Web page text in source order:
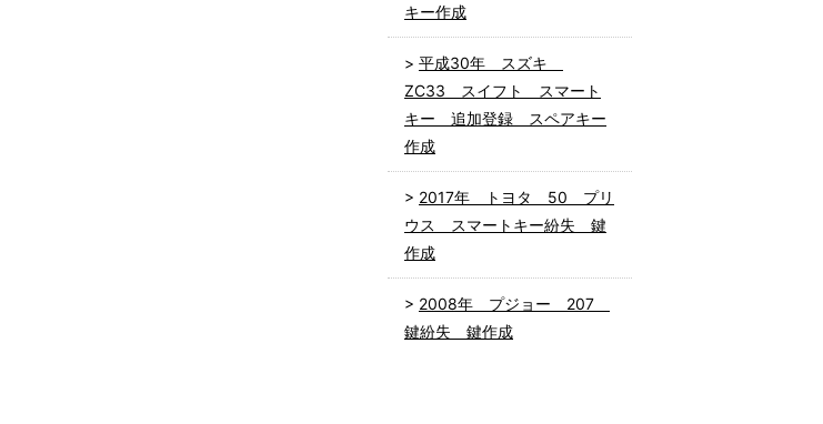
キー作成
平成30年 スズキ
ZC33 スイフト スマート
キー 追加登録 スペアキー
作成
2017年 トヨタ 50 プリ
ウス スマートキー紛失 鍵
作成
2008年 プジョー 207
鍵紛失 鍵作成